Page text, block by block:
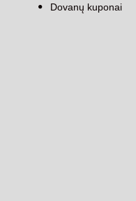
Dovanų kuponai